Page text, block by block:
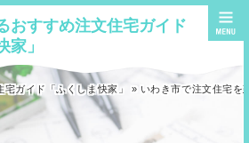
おすすめ注文住宅ガイド
家」
ガイド「ふくしま快家」 » いわき市で注文住宅を